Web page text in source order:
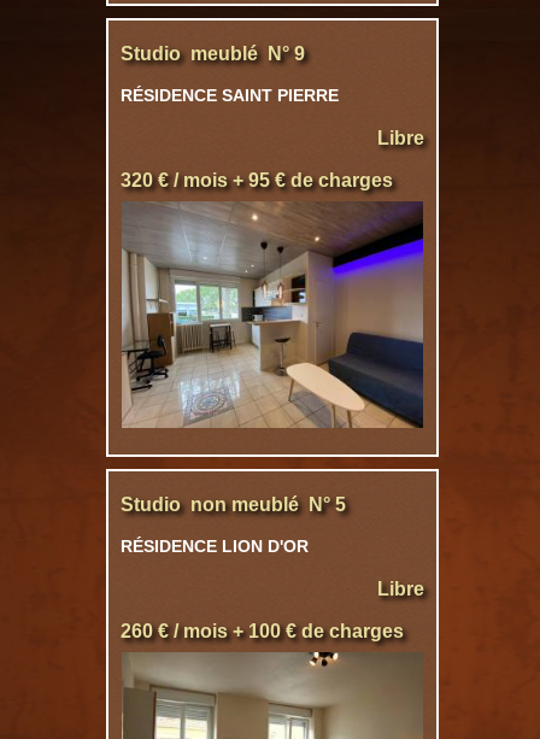
Studio meublé N° 9
RÉSIDENCE SAINT PIERRE
Libre
320 € / mois + 95 € de charges
Studio non meublé N° 5
RÉSIDENCE LION D'OR
Libre
260 € / mois + 100 € de charges